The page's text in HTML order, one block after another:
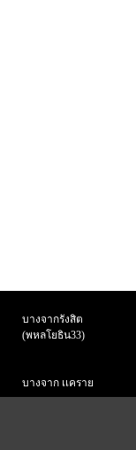
บางจากรังสิต
(พหลโยธิน33)
บางจาก เเคราย